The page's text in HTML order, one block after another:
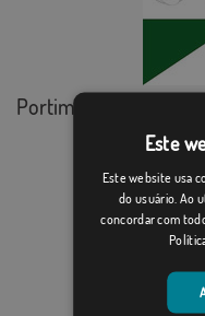
Portimão
Este
Este website usa
do usuário. Ao
concordar com